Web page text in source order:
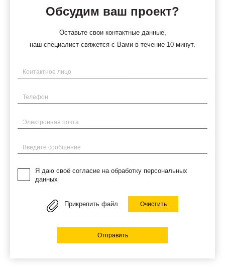
Обсудим ваш проект?
Оставьте свои контактные данные,
наш специалист свяжется с Вами в течение 10 минут.
Имя
Телефон
Электронная почта
Введите сообщение
Я даю своё согласие на обработку персональных
данных
Прикрепить файл Очистить
Отправить